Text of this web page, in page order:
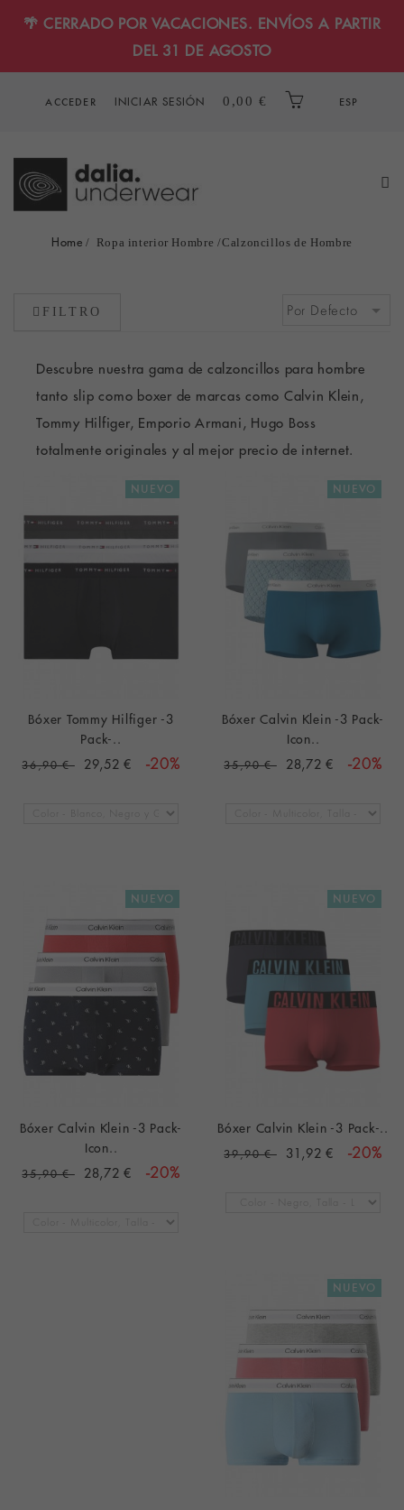
🌴 CERRADO POR VACACIONES. ENVÍOS A PARTIR
DEL 31 DE AGOSTO
ACCEDER INICIAR SESIÓN 0,00 € ESP
Home Ropa interior Hombre Calzoncillos de Hombre
FILTRO
Descubre nuestra gama de calzoncillos para hombre
tanto slip como boxer de marcas como Calvin Klein,
Tommy Hilfiger, Emporio Armani, Hugo Boss
totalmente originales y al mejor precio de internet.
NUEVO
Bóxer Tommy Hilfiger -3
Pack-..
36,90 € 29,52 € -20%
NUEVO
Bóxer Calvin Klein -3 Pack-
Icon..
35,90 € 28,72 € -20%
NUEVO
Bóxer Calvin Klein -3 Pack-
Icon..
35,90 € 28,72 € -20%
NUEVO
Bóxer Calvin Klein -3 Pack-..
39,90 € 31,92 € -20%
NUEVO